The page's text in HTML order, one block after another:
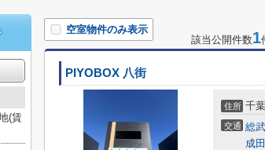
空室物件のみ表示
該当公開件数1
PIYOBOX 八街
住所 千
交通 総
成
(賃